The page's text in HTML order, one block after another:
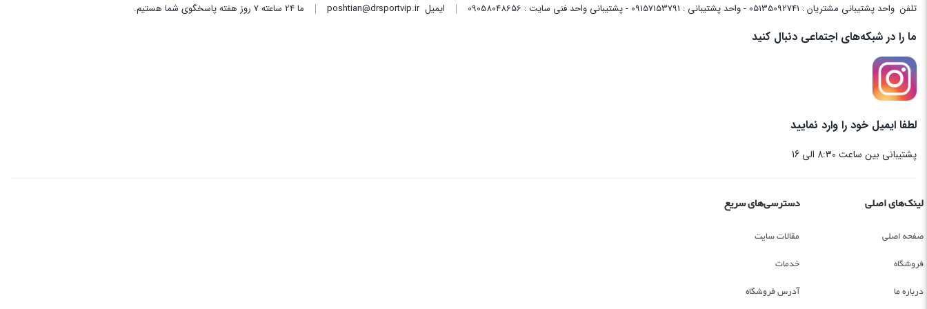
تلفن واحد پشتیبانی مشتریان : 05135092741 - واحد پشتیبانی : 09157153791 - پشتیبانی واحد فنی سایت : 09058048656 ایمیلposhtian@drsportvip.ir ما 24 ساعته 7 روز هفته پاسخگوی شما هستیم.
ما را در شبکه‌های اجتماعی دنبال کنید
لطفا ایمیل خود را وارد نمایید
پشتیبانی بین ساعت 8:30 الی 16
لینک‌های اصلی
صفحه اصلی
فروشگاه
درباره ما
دسترسی‌های سریع
مقالات سایت
خدمات
آدرس فروشگاه